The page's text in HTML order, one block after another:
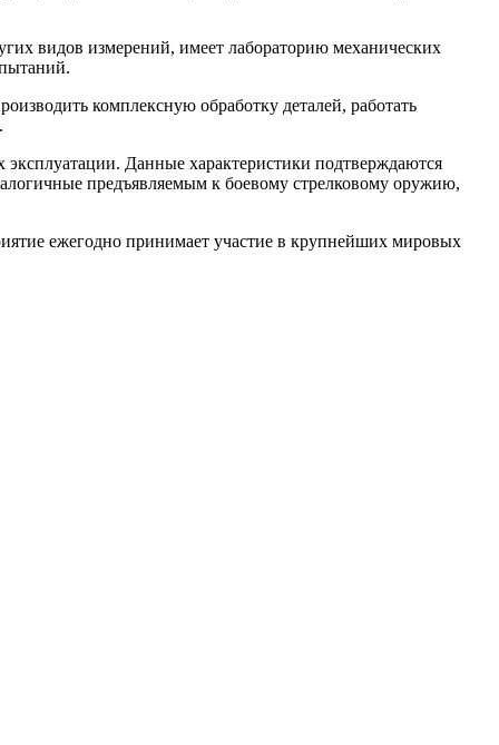
видов измерений, имеет лабораторию механических
комплексную обработку деталей, работать
Данные характеристики подтверждаются
предъявляемым к боевому стрелковому оружию,
ежегодно принимает участие в крупнейших мировых